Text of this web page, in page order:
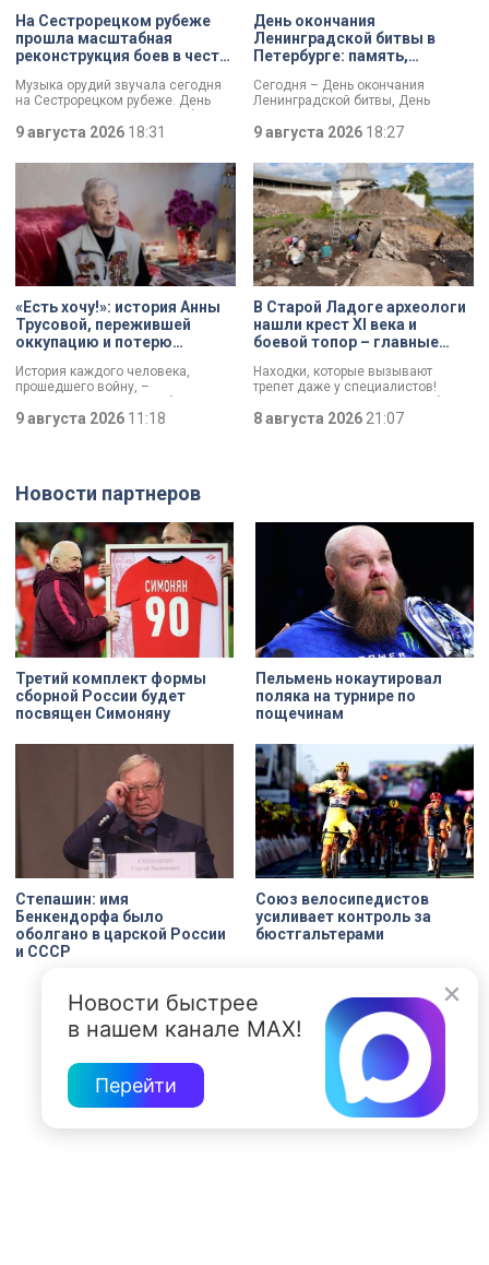
На Сестрорецком рубеже
прошла масштабная
реконструкция боев в честь
Ленинградской битвы
Музыка орудий звучала сегодня
на Сестрорецком рубеже. День
вспоминали и через
сражение стало предвестником
будущей Победы.
9 августа 2026 18:31
День окончания
Ленинградской битвы в
Петербурге: память,
созданию нового
мемориала
Сегодня – День окончания
Ленинградской битвы, День
обращении губернатор Александр
Законодательного собрания
Александр Бельский отметили:
Ленинград был в центре самого
длительного сражения Великой
Отечественной войны. Победа
имела огромное стратегическое
значение – угроза городу с севера
была ликвидирована.
9 августа 2026 18:27
«Есть хочу!»: история Анны
Трусовой, пережившей
оккупацию и потерю
История каждого человека,
прошедшего войну, –
Сколько испытаний выпало на
она осталась совершенно одна. О
судьбе Анны Трусовой,
пережившей оккупацию
Павловска и потерю близких.
9 августа 2026 11:18
В Старой Ладоге археологи
нашли крест XI века и
боевой топор – главные
Находки, которые вызывают
трепет даже у специалистов!
тысячи лет и боевой топор – вот
8 августа 202621:07
Новости партнеров
Третий комплект формы
сборной России будет
посвящен Симоняну
Пельмень нокаутировал
поляка на турнире по
пощечинам
Степашин: имя
Бенкендорфа было
оболгано в царской России
и СССР
Союз велосипедистов
усиливает контроль за
бюстгальтерами
Новости быстрее
в нашем канале MAX!
Перейти